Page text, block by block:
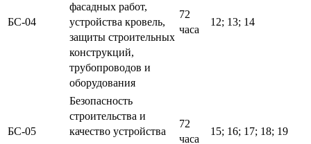
БС-04
фасадных работ,
устройства кровель,
защиты строительных
конструкций,
трубопроводов и
оборудования
72
часа
12; 13; 14
БС-05
Безопасность
строительства и
качество устройства
72
часа
15; 16; 17; 18; 19